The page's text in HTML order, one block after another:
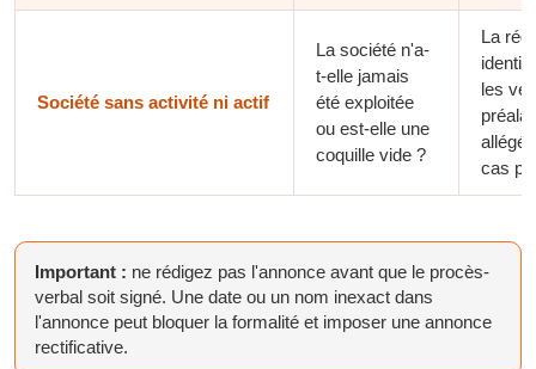
Société sans activité ni actif
La société n'a-
t-elle jamais
été exploitée
ou est-elle une
coquille vide ?
La
les
cas
Important : ne rédigez pas l'annonce avant que le procès-
verbal soit signé. Une date ou un nom inexact dans
l'annonce peut bloquer la formalité et imposer une annonce
rectificative.